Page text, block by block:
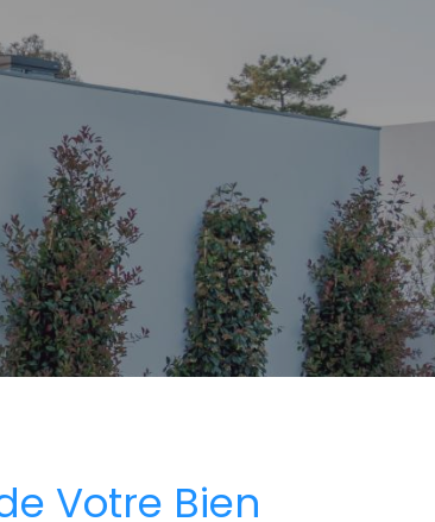
Votre Bien